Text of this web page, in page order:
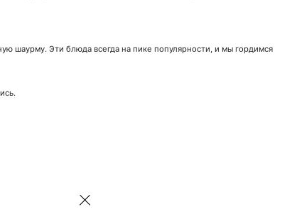
шаурму. Эти блюда всегда на пике популярности, и мы гордимся